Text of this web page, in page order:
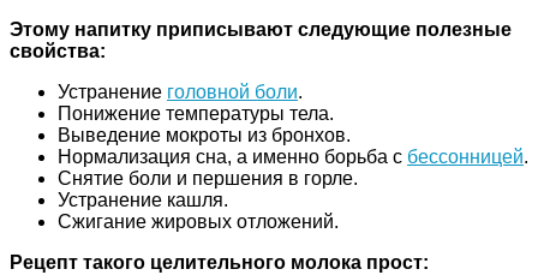
Этому напитку приписывают следующие полезные
свойства:
Устранение головной боли.
Понижение температуры тела.
Выведение мокроты из бронхов.
Нормализация сна, а именно борьба с бессонницей.
Снятие боли и першения в горле.
Устранение кашля.
Сжигание жировых отложений.
Рецепт такого целительного молока прост: